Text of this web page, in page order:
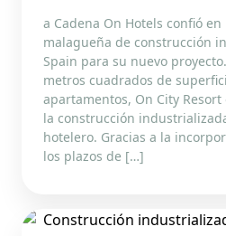
a Cadena On Hotels confió
malagueña de construcción
Spain para su nuevo
metros cuadrados de
apartamentos, On City
la construcción
hotelero. Gracias a la
los plazos de […]